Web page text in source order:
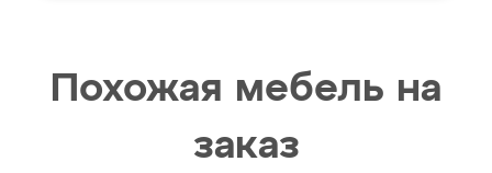
Похожая мебель на
заказ